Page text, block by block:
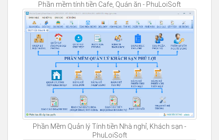
Phần mềm tính tiền Cafe, Quán ăn - PhuLoiSoft
Phần Mềm Quản lý Tính tiền Nhà nghỉ, Khách sạn -
PhuLoiSoft